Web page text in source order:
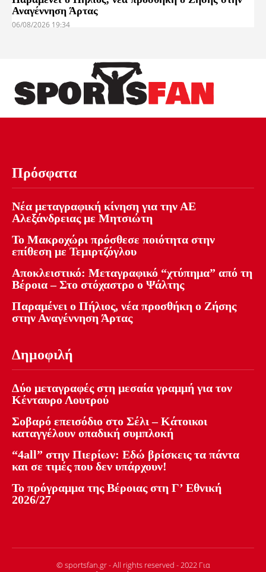
Αναγέννηση Άρτας
06/08/2026 19:34
Πρόσφατα
Νέα μεταγραφική κίνηση για την ΑΕ
Αλεξάνδρειας με Μητσιώτη
Το Μακροχώρι πρόσθεσε ποιότητα στην
επίθεση με Τεμιρτζόγλου
Αποκλειστικό: Μεταγραφικό “χτύπημα” από τη
Βέροια – Στο στόχαστρο ο Ψάλτης
Παραμένει ο Πήλιος, νέα προσθήκη ο Ζήσης
στην Αναγέννηση Άρτας
Δημοφιλή
Δύο μεταγραφές στη μεσαία γραμμή για τον
Κένταυρο Λουτρού
Σοβαρό επεισόδιο στο Σέλι – Κάτοικοι
καταγγέλουν οπαδική συμπλοκή
“4all” στην Πιερίων: Εδώ βρίσκεις τα πάντα
και σε τιμές που δεν υπάρχουν!
Το πρόγραμμα της Βέροιας στη Γ’ Εθνική
2026/27
© sportsfan.gr - All rights reserved - 2022 Για